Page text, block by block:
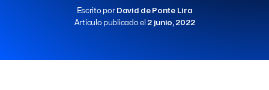
Escrito porDavid de Ponte Lira
Artículo publicado el 2 junio, 2022